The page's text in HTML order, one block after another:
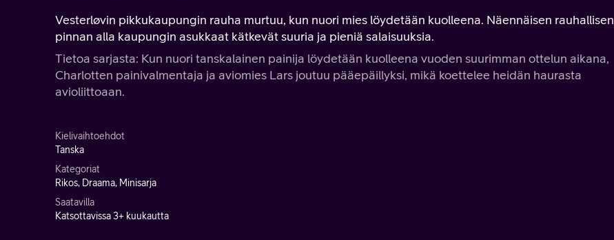
Vesterløvin pikkukaupungin rauha murtuu, kun nuori mies löydetään kuolleena. Näennäisen rauhallisen
pinnan alla kaupungin asukkaat kätkevät suuria ja pieniä salaisuuksia.
Tietoa sarjasta: Kun nuori tanskalainen painija löydetään kuolleena vuoden suurimman ottelun aikana,
Charlotten painivalmentaja ja aviomies Lars joutuu pääepäillyksi, mikä koettelee heidän haurasta
avioliittoaan.
Kielivaihtoehdot
Tanska
Kategoriat
Rikos, Draama, Minisarja
Saatavilla
Katsottavissa 3+ kuukautta